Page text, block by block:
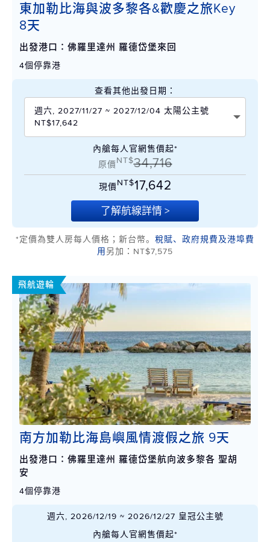
東加勒比海與波多黎各&歡慶之旅Key
8天
出發港口：佛羅里達州 羅德岱堡來回
4個停靠港
查看其他出發日期：
週六, 2027/11/27 ~ 2027/12/04 太陽公主號
NT$17,642
內艙每人官網售價起*
原價NT$34,716
現價NT$17,642
了解航線詳情 >
*定價為雙人房每人價格；新台幣。 稅賦、政府規費及港埠費
用 另加：NT$7,575
飛航遊輪
南方加勒比海島嶼風情渡假之旅 9天
出發港口：佛羅里達州 羅德岱堡航向波多黎各 聖胡
安
4個停靠港
週六, 2026/12/19 ~ 2026/12/27 皇冠公主號
內艙每人官網售價起*